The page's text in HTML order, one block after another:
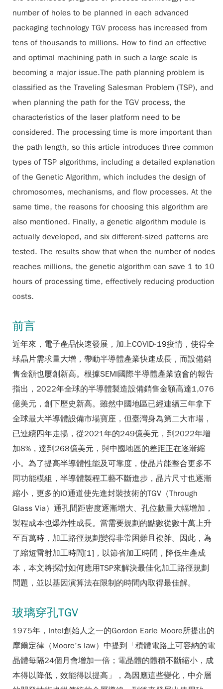
number of holes to be planned in each advanced
packaging technology TGV process has increased from
tens of thousands to millions. How to find an effective
and optimal machining path in such a large scale is
becoming a major issue.The path planning problem is
classified as the Traveling Salesman Problem (TSP), and
when planning the path for the TGV process, the
characteristics of the laser platform need to be
considered. The processing time is more important than
the path length, so this article introduces three common
types of TSP algorithms, including a detailed explanation
of the Genetic Algorithm, which includes the design of
chromosomes, mechanisms, and flow processes. At the
same time, the reasons for choosing this algorithm are
also mentioned. Finally, a genetic algorithm module is
actually developed, and six different-sized patterns are
tested. The results show that when the number of nodes
reaches millions, the genetic algorithm can save 1 to 10
hours of processing time, effectively reducing production
costs.
前言
近年來，電子產品快速發展，加上COVID-19疫情，使得全
球晶片需求量大增，帶動半導體產業快速成長，而設備銷
售金額也屢創新高。根據SEMI國際半導體產業協會的報告
指出，2022年全球的半導體製造設備銷售金額高達1,076
億美元，創下歷史新高。雖然中國地區已經連續三年拿下
全球最大半導體設備市場寶座，但臺灣身為第二大市場，
已連續四年走揚，從2021年的249億美元，到2022年增
加8%，達到268億美元，與中國地區的差距正在逐漸縮
小。為了提高半導體性能及可靠度，使晶片能整合更多不
同功能模組，半導體製程工藝不斷進步，晶片尺寸也逐漸
縮小，更多的IO通道使先進封裝技術的TGV（Through
Glass Via）通孔間距密度逐漸增大、孔位數量大幅增加，
製程成本也爆炸性成長。當需要規劃的點數從數十萬上升
至百萬時，加工路徑規劃變得非常困難且複雜。因此，為
了縮短雷射加工時間[1]，以節省加工時間，降低生產成
本，本文將探討如何應用TSP來解決最佳化加工路徑規劃
問題，並以基因演算法在限制的時間內取得最佳解。
玻璃穿孔TGV
1975年，Intel創始人之一的Gordon Earle Moore所提出的
摩爾定律（Moore's law）中提到「積體電路上可容納的電
晶體每隔24個月會增加一倍；電晶體的體積不斷縮小，成
本得以降低，效能得以提高」，為因應這些變化，中介層